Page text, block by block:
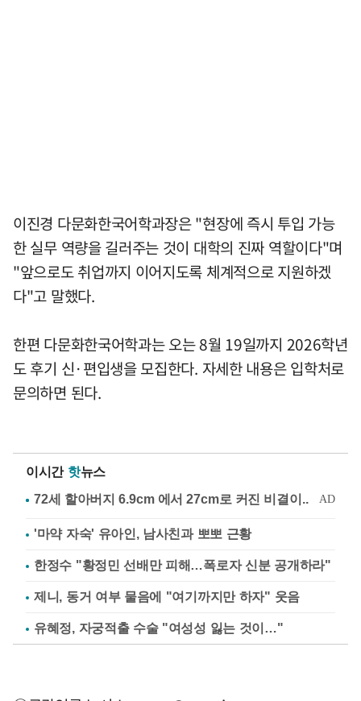
이진경 다문화한국어학과장은 "현장에 즉시 투입 가능
한 실무 역량을 길러주는 것이 대학의 진짜 역할이다"며
"앞으로도 취업까지 이어지도록 체계적으로 지원하겠
다"고 말했다.
한편 다문화한국어학과는 오는 8월 19일까지 2026학년
도 후기 신·편입생을 모집한다. 자세한 내용은 입학처로
문의하면 된다.
이시간 핫뉴스
'마약 자숙' 유아인, 남사친과 뽀뽀 근황
한정수 "황정민 선배만 피해…폭로자 신분 공개하라"
제니, 동거 여부 물음에 "여기까지만 하자" 웃음
유혜정, 자궁적출 수술 "여성성 잃는 것이…"